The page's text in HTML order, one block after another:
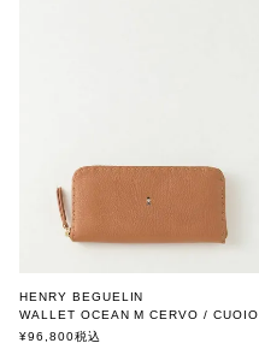
HENRY BEGUELIN
WALLET OCEAN M CERVO / CUOIO
MULTI OMINO
¥96,800税込